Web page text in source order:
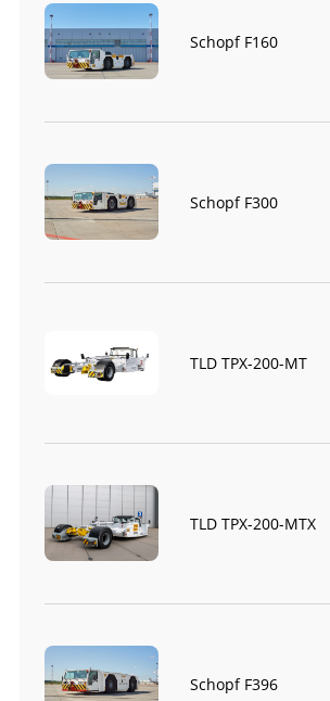
Schopf F160
Schopf F300
TLD TPX-200-MT
TLD TPX-200-MTХ
Schopf F396